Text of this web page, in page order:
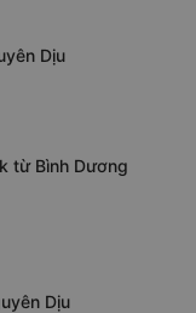
Dịu
từ Bình Dương
Dịu